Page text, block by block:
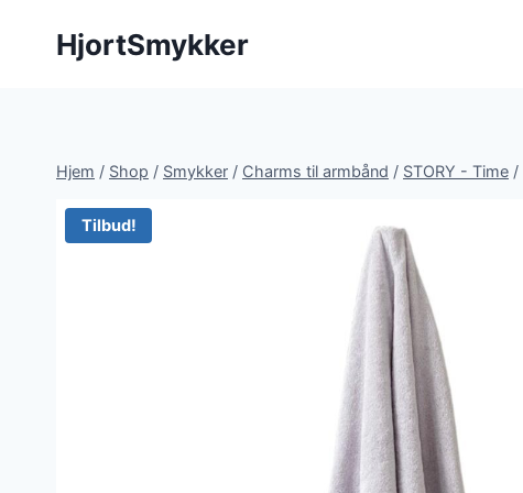
HjortSmykker
Hjem / Shop / Smykker / Charms til armbånd / STORY - Time /
Tilbud!